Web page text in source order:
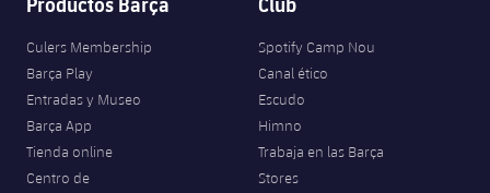
Culers Membership
Barça Play
Entradas y Museo
Barça App
Tienda online
Centro de
Spotify Camp Nou
Canal ético
Escudo
Himno
Trabaja en las Barça
Stores